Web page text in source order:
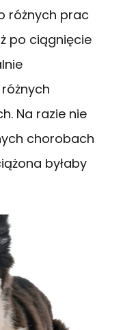
różnych prac
po ciągnięcie
Na razie nie
chorobach
byłaby